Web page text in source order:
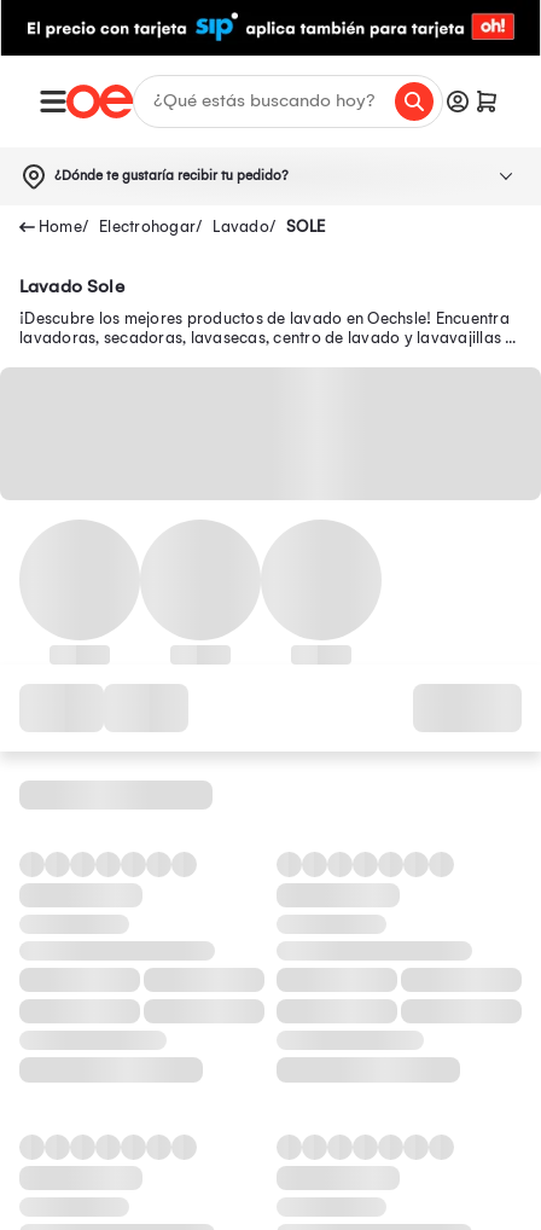
¿Dónde te gustaría recibir tu pedido?
Electrohogar Lavado SOLE
Lavado Sole
¡Descubre los mejores productos de lavado en Oechsle! Encuentra
lavadoras, secadoras, lavasecas, centro de lavado y lavavajillas a